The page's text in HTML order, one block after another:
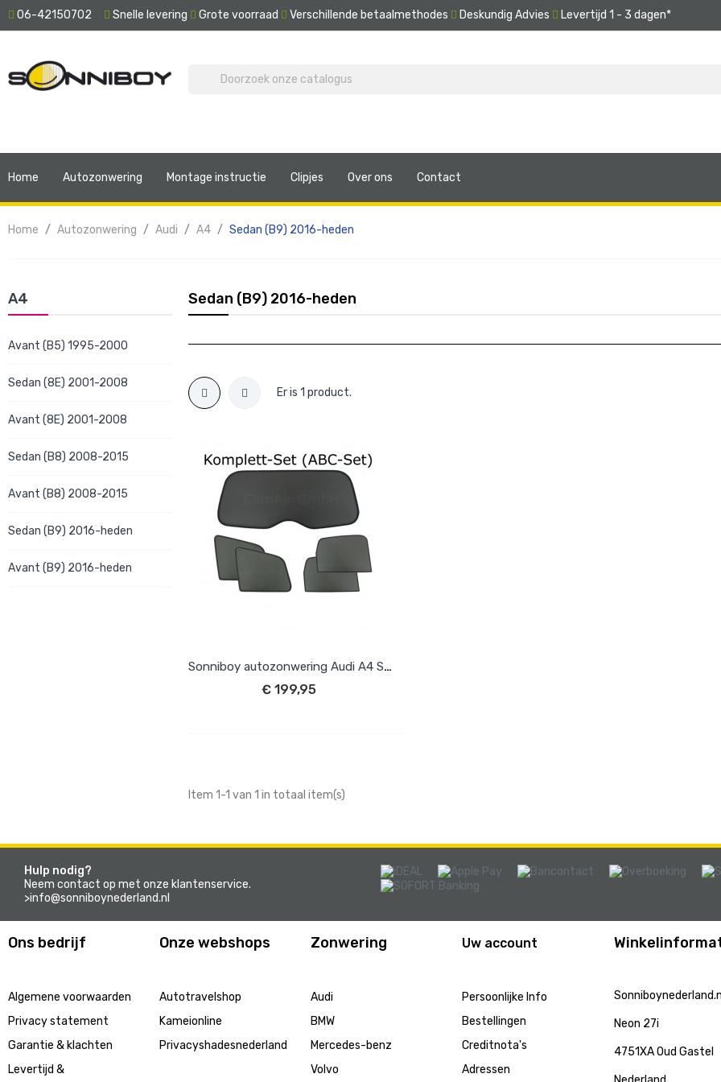
06-42150702 Snelle levering Grote voorraad Verschillende betaalmethodes Deskundig Advies Levertijd 1 - 3 dagen*
Home Autozonwering Montage instructie Clipjes Over ons Contact
Home Autozonwering Audi A4 Sedan (B9) 2016-heden
A4
Avant (B5) 1995-2000
Sedan (8E) 2001-2008
Avant (8E) 2001-2008
Sedan (B8) 2008-2015
Avant (B8) 2008-2015
Sedan (B9) 2016-heden
Avant (B9) 2016-heden
Sedan (B9) 2016-heden
Er is 1 product.
Sonniboy autozonwering Audi A4 Sedan 2016-
€ 199,95
IN WINKELWAGEN
Item 1-1 van 1 in totaal item(s)
Hulp nodig?
Neem contact op met onze klantenservice.
>info@sonniboynederland.nl
Ons bedrijf
Algemene voorwaarden
Privacy statement
Garantie & klachten
Levertijd &
Onze webshops
Autotravelshop
Kameionline
Privacyshadesnederland
Zonwering
Audi
BMW
Mercedes-benz
Volvo
Uw account
Persoonlijke Info
Bestellingen
Creditnota's
Adressen
Neon 27i
4751XA Oud Gastel